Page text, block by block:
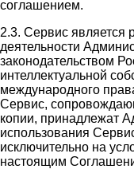
соглашением.
2.3. Сервис является
деятельности
законодательством
интеллектуальной
международного
Сервис,
копии, принадлежат
использования
исключительно на
настоящим